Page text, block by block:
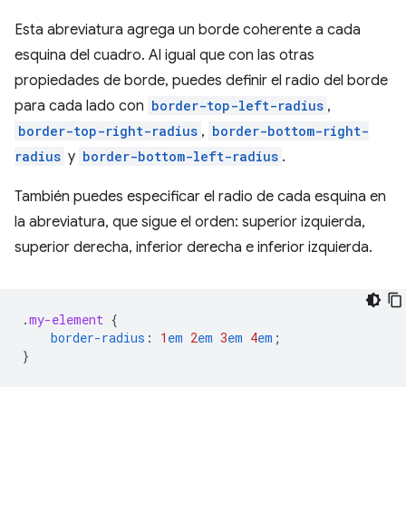
Esta abreviatura agrega un borde coherente a cada
esquina del cuadro. Al igual que con las otras
propiedades de borde, puedes definir el radio del borde
para cada lado con border-top-left-radius ,
border-top-right-radius , border-bottom-right-
radius y border-bottom-left-radius .
También puedes especificar el radio de cada esquina en
la abreviatura, que sigue el orden: superior izquierda,
superior derecha, inferior derecha e inferior izquierda.
.my-element {
border-radius : 1 em 2em 3em 4em ;
}